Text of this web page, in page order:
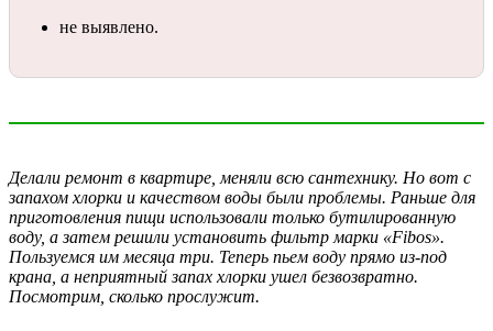
не выявлено.
Делали ремонт в квартире, меняли всю сантехнику. Но вот с
запахом хлорки и качеством воды были проблемы. Раньше для
приготовления пищи использовали только бутилированную
воду, а затем решили установить фильтр марки «Fibos».
Пользуемся им месяца три. Теперь пьем воду прямо из-под
крана, а неприятный запах хлорки ушел безвозвратно.
Посмотрим, сколько прослужит.